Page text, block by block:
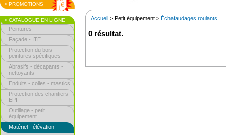
> PROMOTIONS
> CATALOGUE EN LIGNE
Peintures
Façade - ITE
Protection du bois -
peintures spécifiques
Abrasifs - décapants -
nettoyants
Enduits - colles - mastics
Protection des chantiers -
EPI
Outillage - petit
équipement
Matériel - élévation
Accueil > Petit équipement > Échafaudages roulants
0 résultat.